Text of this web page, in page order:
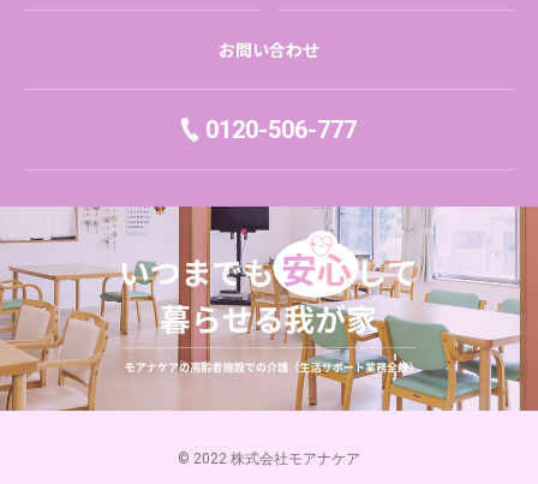
お問い合わせ
0120-506-777
© 2022 株式会社モアナケア